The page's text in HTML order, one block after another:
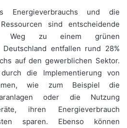
Energieverbrauchs und die
sind entscheidende
Weg zu einem grünen
Deutschland entfallen rund 28%
auf den gewerblichen Sektor.
die Implementierung von
wie zum Beispiel die
oder die Nutzung
ihren Energieverbrauch
sparen. Ebenso können